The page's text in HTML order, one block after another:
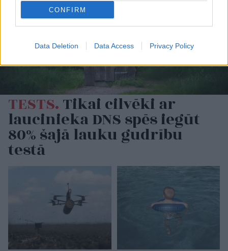
CONFIRM
Data Deletion Data Access Privacy Policy
TESTS.Tikai cilvēki ar
laucinieka DNS spēs iegūt
80% šajā lauku gudrību
testā